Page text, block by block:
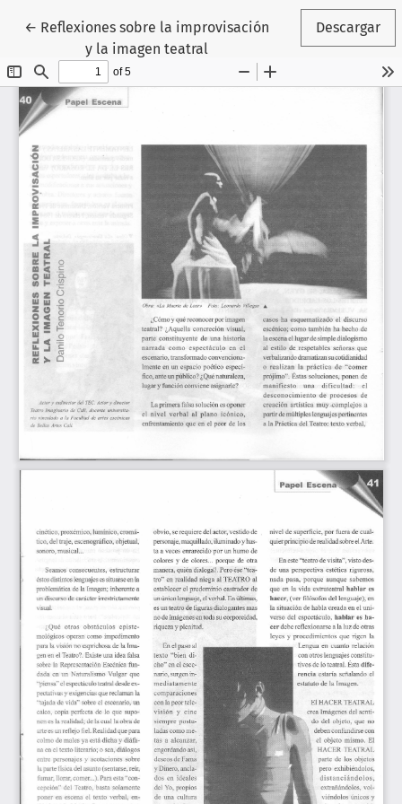
← Volver a los detalles del artículo
Reflexiones sobre la improvisación
y la imagen teatral
Descargar